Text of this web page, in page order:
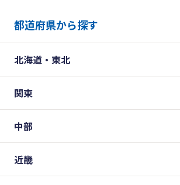
都道府県から探す
北海道・東北
関東
中部
近畿